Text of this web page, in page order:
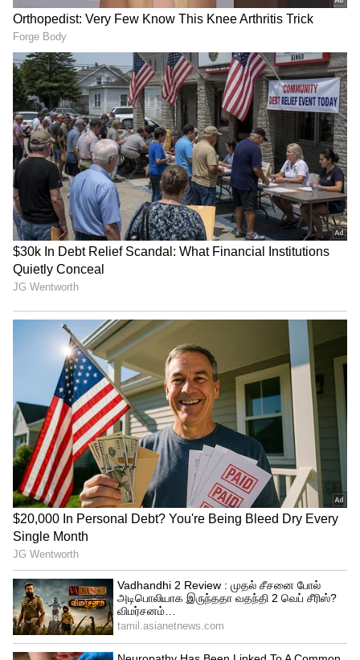
இருந்து மெல்ல மீண்டு வந்த
குடும்பத்தினருக்கு தற்போது மீண்டும் ஒரு
சோகமான நிகழ்வு ஏற்பட்டுள்ளது.
பெற்றோருடன் மிகவும் நெருக்கமான
உறவை பேணி வந்த அஜித்திற்கு இந்த
இழப்பு மிகப்பெரிய மனவேதனையை
ஏற்படுத்தியுள்ளதாக அவரது நெருங்கிய
வட்டாரங்கள் தெரிவிக்கின்றன.
Related Articles
Music: காதலர்களை மயக்கிய ரோசாப்பூ
சின்ன ரோசாப்பூ.! ரசிர்களை கட்டிப்போட்ட
மெல்லிசை பிறந்த கதை.!